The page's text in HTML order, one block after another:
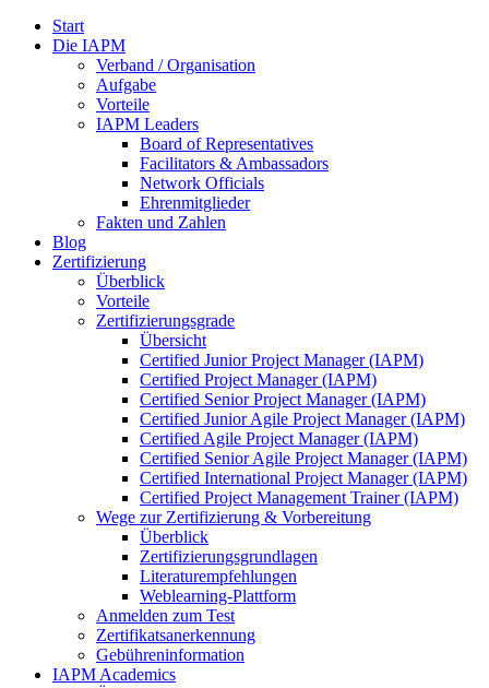
Start
Die IAPM
Verband / Organisation
Aufgabe
Vorteile
IAPM Leaders
Board of Representatives
Facilitators & Ambassadors
Network Officials
Ehrenmitglieder
Fakten und Zahlen
Blog
Zertifizierung
Überblick
Vorteile
Zertifizierungsgrade
Übersicht
Certified Junior Project Manager (IAPM)
Certified Project Manager (IAPM)
Certified Senior Project Manager (IAPM)
Certified Junior Agile Project Manager (IAPM)
Certified Agile Project Manager (IAPM)
Certified Senior Agile Project Manager (IAPM)
Certified International Project Manager (IAPM)
Certified Project Management Trainer (IAPM)
Wege zur Zertifizierung & Vorbereitung
Überblick
Zertifizierungsgrundlagen
Literaturempfehlungen
Weblearning-Plattform
Anmelden zum Test
Zertifikatsanerkennung
Gebühreninformation
IAPM Academics